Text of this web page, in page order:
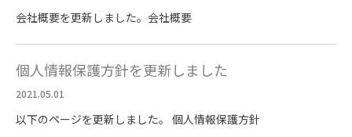
会社概要を更新しました。会社概要
個人情報保護方針を更新しました
2021.05.01
以下のページを更新しました。 個人情報保護方針